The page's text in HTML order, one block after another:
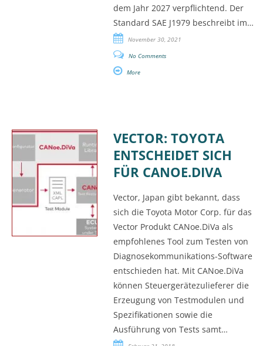
dem Jahr 2027 verpflichtend. Der
Standard SAE J1979 beschreibt im…
November 30, 2021
No Comments
More
VECTOR: TOYOTA
ENTSCHEIDET SICH
FÜR CANOE.DIVA
Vector, Japan gibt bekannt, dass
sich die Toyota Motor Corp. für das
Vector Produkt CANoe.DiVa als
empfohlenes Tool zum Testen von
Diagnosekommunikations-Software
entschieden hat. Mit CANoe.DiVa
können Steuergerätezulieferer die
Erzeugung von Testmodulen und
Spezifikationen sowie die
Ausführung von Tests samt…